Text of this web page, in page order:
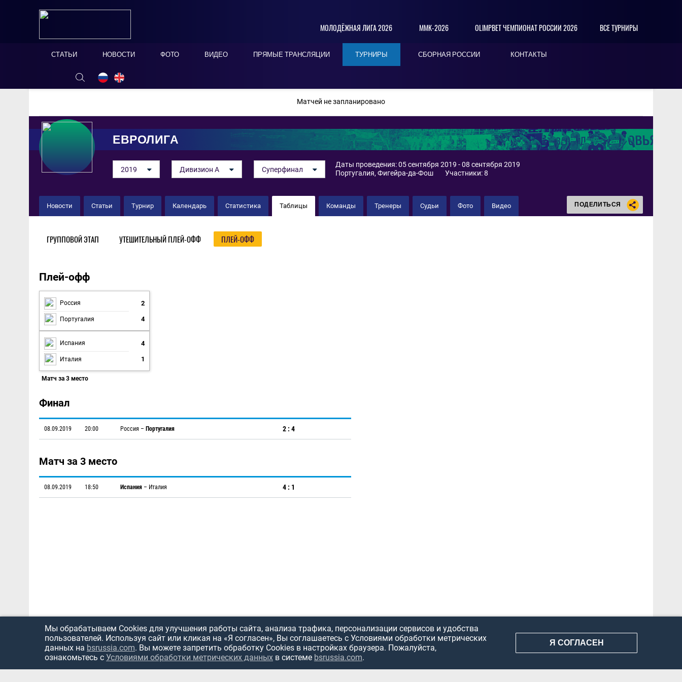
МОЛОДЁЖНАЯ ЛИГА 2026 ММК-2026 OLIMPBET ЧЕМПИОНАТ РОССИИ 2026 ВСЕ ТУРНИРЫ
СТАТЬИ НОВОСТИ ФОТО ВИДЕО ПРЯМЫЕ ТРАНСЛЯЦИИ ТУРНИРЫ СБОРНАЯ РОССИИ КОНТАКТЫ
ОНЛАЙН ТАБЛО СКРЫТЬ
Матчей не запланировано
ЕВРОЛИГА
2019 Дивизион А Суперфинал
Даты проведения: 05 сентября 2019 - 08 сентября 2019
Португалия, Фигейра-да-Фош
Участники: 8
Новости Статьи Турнир Календарь Статистика Таблицы Команды Тренеры Судьи Фото Видео ПОДЕЛИТЬСЯ
ГРУППОВОЙ ЭТАП УТЕШИТЕЛЬНЫЙ ПЛЕЙ-ОФФ ПЛЕЙ-ОФФ
Плей-офф
Россия 2
Португалия 4
Испания 4
Италия 1
Матч за 3 место
Финал
08.09.2019 20:00 Россия – Португалия 2 : 4
Матч за 3 место
08.09.2019 18:50 Испания – Италия 4 : 1
Мы обрабатываем Cookies для улучшения работы сайта, анализа трафика, персонализации сервисов и удобства
пользователей. Используя сайт или кликая на «Я согласен», Вы соглашаетесь с Условиями обработки метрических
данных на bsrussia.com. Вы можете запретить обработку Cookies в настройках браузера. Пожалуйста,
ознакомьтесь с Условиями обработки метрических данных в системе bsrussia.com.
Я СОГЛАСЕН